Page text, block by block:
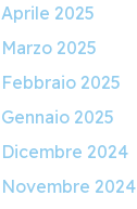
Aprile 2025
Marzo 2025
Febbraio 2025
Gennaio 2025
Dicembre 2024
Novembre 2024